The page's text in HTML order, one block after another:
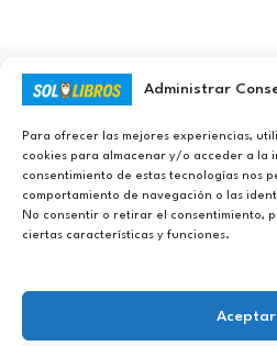
Administrar
Para ofrecer las mejores experiencias,
cookies para almacenar y/o acceder a la
consentimiento de estas tecnologías nos
comportamiento de navegación o las
No consentir o retirar el consentimiento,
ciertas características y funciones.
Aceptar
Ayúdanos a Nunca